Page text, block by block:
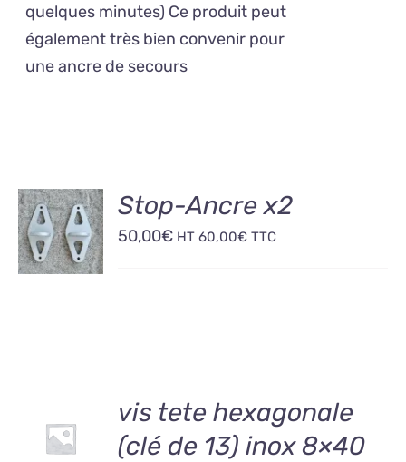
quelques minutes) Ce produit peut
également très bien convenir pour
une ancre de secours
AJOUTER
AU
PANIER
/
DÉTAILS
Stop-Ancre x2
50,00€ HT60,00€ TTC
AU
PANIER
vis tete hexagonale
(clé de 13) inox 8×40